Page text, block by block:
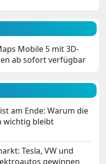
Mobile 5 mit 3D-
ab sofort verfügbar
am Ende: Warum die
wichtig bleibt
Tesla, VW und
gewinnen